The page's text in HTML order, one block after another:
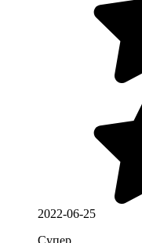
2022-06-25
Супер